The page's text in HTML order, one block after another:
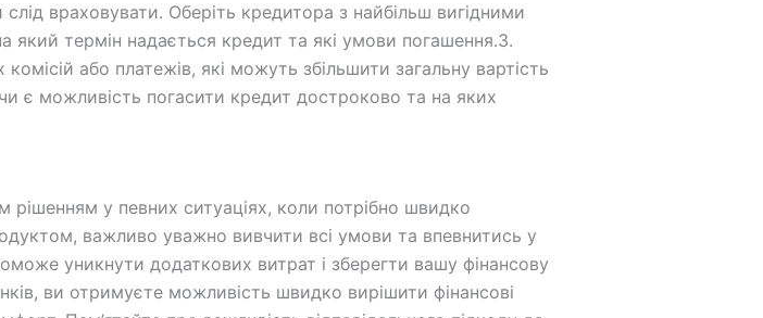
враховувати. Оберіть кредитора з найбільш вигідними
який термін надається кредит та які умови погашення.3.
або платежів, які можуть збільшити загальну вартість
є можливість погасити кредит достроково та на яких
рішенням у певних ситуаціях, коли потрібно швидко
важливо уважно вивчити всі умови та впевнитись у
уникнути додаткових витрат і зберегти вашу фінансову
ви отримуєте можливість швидко вирішити фінансові